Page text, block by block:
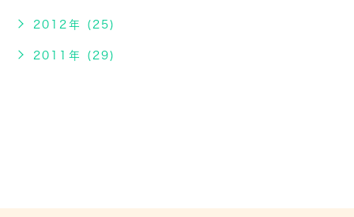
2012年 (25)
2011年 (29)